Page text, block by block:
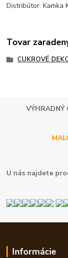
Distribútor: Kamka
Tovar
CUKROVÉ
VÝHRADNÝ
U nás najdete
Informácie